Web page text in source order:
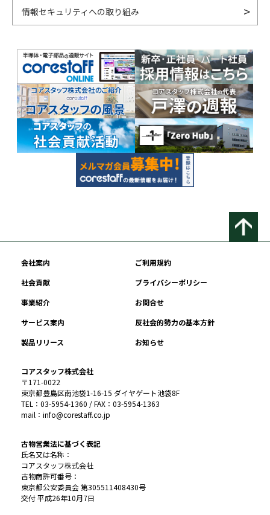
情報セキュリティへの取り組み
会社案内
ご利用規約
社会貢献
プライバシーポリシー
事業紹介
お問合せ
サービス案内
反社会的勢力の基本方針
製品リリース
お知らせ
コアスタッフ株式会社
〒171-0022
東京都豊島区南池袋1-16-15 ダイヤゲート池袋8F
TEL：03-5954-1360 / FAX：03-5954-1363
mail：info@corestaff.co.jp
古物営業法に基づく表記
氏名又は名称：
コアスタッフ株式会社
古物商許可番号：
東京都公安委員会 第305511408430号
交付 平成26年10月7日